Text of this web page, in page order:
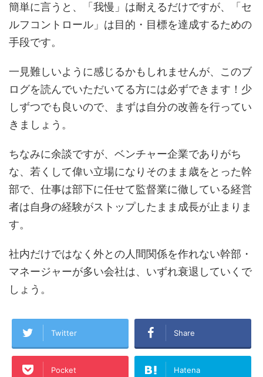
簡単に言うと、「我慢」は耐えるだけですが、「セ
ルフコントロール」は目的・目標を達成するための
手段です。
一見難しいように感じるかもしれませんが、このブ
ログを読んでいただいてる方には必ずできます！少
しずつでも良いので、まずは自分の改善を行ってい
きましょう。
ちなみに余談ですが、ベンチャー企業でありがち
な、若くして偉い立場になりそのまま歳をとった幹
部で、仕事は部下に任せて監督業に徹している経営
者は自身の経験がストップしたまま成長が止まりま
す。
社内だけではなく外との人間関係を作れない幹部・
マネージャーが多い会社は、いずれ衰退していくで
しょう。
Twitter Share
Pocket Hatena